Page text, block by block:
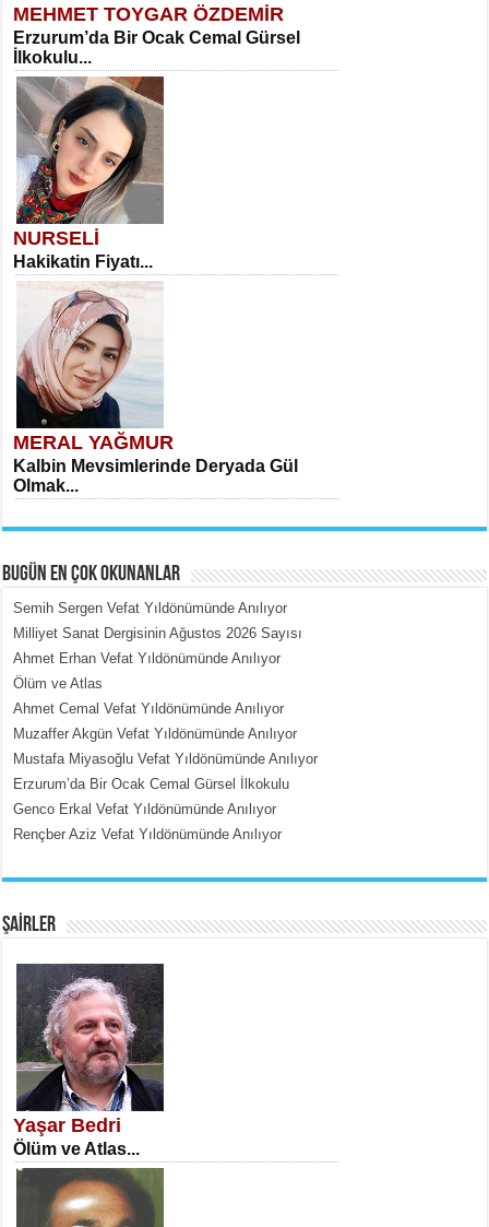
MEHMET TOYGAR ÖZDEMİR
Erzurum’da Bir Ocak Cemal Gürsel
İlkokulu...
NURSELİ
Hakikatin Fiyatı...
MERAL YAĞMUR
Kalbin Mevsimlerinde Deryada Gül
Olmak...
MEHMET ÇOBAN
İçerdeki Put Dışardaki Maskeler...
SATILMIŞ ÜMİT ÇETİNKAYA
Erkenlik...
BUGÜN EN ÇOK OKUNANLAR
Semih Sergen Vefat Yıldönümünde Anılıyor
Milliyet Sanat Dergisinin Ağustos 2026 Sayısı
Ahmet Erhan Vefat Yıldönümünde Anılıyor
Ölüm ve Atlas
Ahmet Cemal Vefat Yıldönümünde Anılıyor
Muzaffer Akgün Vefat Yıldönümünde Anılıyor
Mustafa Miyasoğlu Vefat Yıldönümünde Anılıyor
Erzurum’da Bir Ocak Cemal Gürsel İlkokulu
Genco Erkal Vefat Yıldönümünde Anılıyor
Rençber Aziz Vefat Yıldönümünde Anılıyor
ŞAİRLER
Yaşar Bedri
Ölüm ve Atlas...